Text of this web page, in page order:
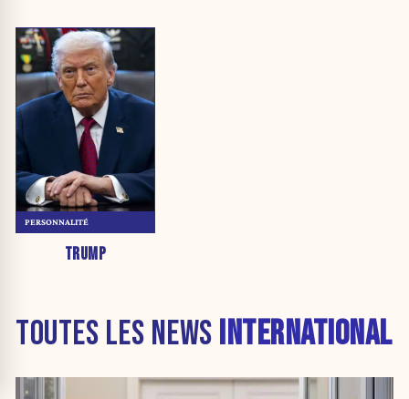
TRUMP
PERSONNALITÉ
TOUTES LES NEWS INTERNATIONAL